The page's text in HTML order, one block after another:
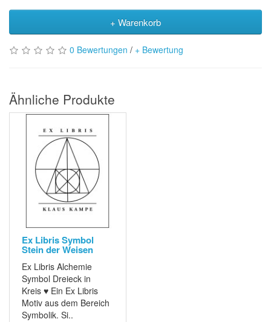
+ Warenkorb
0 Bewertungen / + Bewertung
Ähnliche Produkte
Ex Libris Symbol
Stein der Weisen
Ex Libris Alchemie
Symbol Dreieck in
Kreis ♥ Ein Ex Libris
Motiv aus dem Bereich
Symbolik. Si..